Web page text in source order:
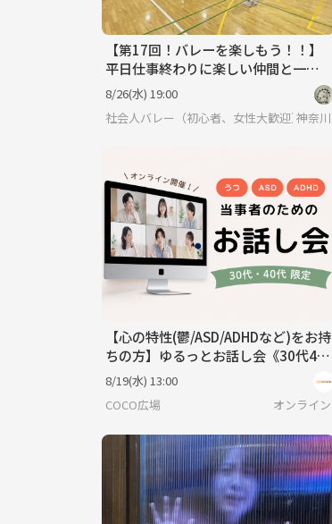
【第17回！バレーを楽しもう！！】
平日仕事終わりに楽しい仲間と一緒
に汗を流すバレーイベント🏐✨
8/26(水) 19:00
社会人バレー（初心者、女性大歓迎）神奈川
【心の特性(鬱/ASD/ADHDなど)をお持
ちの方】ゆるっとお話し会《30代40
代限定》＠オンライン
8/19(水) 13:00
COCO広場
オンライン